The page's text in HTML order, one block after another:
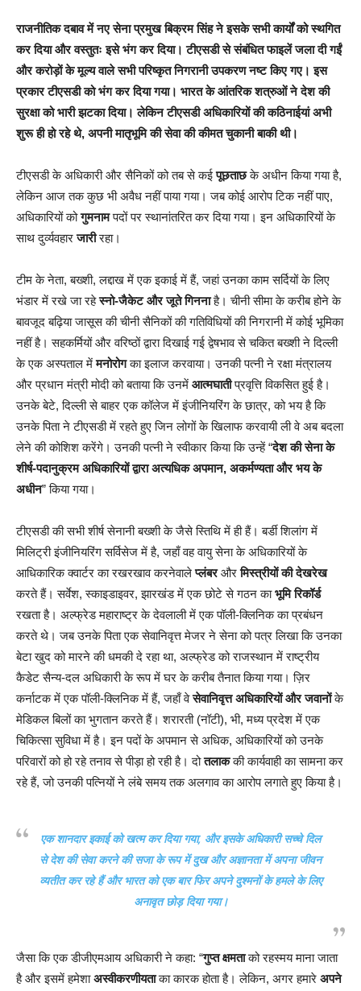
राजनीतिक दबाव में नए सेना प्रमुख बिक्रम सिंह ने इसके सभी कार्यों को स्थगित
कर दिया और वस्तुतः इसे भंग कर दिया। टीएसडी से संबंधित फाइलें जला दी गईं
और करोड़ों के मूल्य वाले सभी परिष्कृत निगरानी उपकरण नष्ट किए गए। इस
प्रकार टीएसडी को भंग कर दिया गया। भारत के आंतरिक शत्रुओं ने देश की
सुरक्षा को भारी झटका दिया। लेकिन टीएसडी अधिकारियों की कठिनाईयां अभी
शुरू ही हो रहे थे, अपनी मातृभूमि की सेवा की कीमत चुकानी बाकी थी।
टीएसडी के अधिकारी और सैनिकों को तब से कईपूछताछके अधीन किया गया है,
लेकिन आज तक कुछ भी अवैध नहीं पाया गया। जब कोई आरोप टिक नहीं पाए,
अधिकारियों कोगुमनामपदों पर स्थानांतरित कर दिया गया। इन अधिकारियों के
साथ दुर्व्यवहारजारीरहा।
टीम के नेता, बख्शी, लद्दाख में एक इकाई में हैं, जहां उनका काम सर्दियों के लिए
भंडार में रखे जा रहेस्नो-जैकेट और जूते गिननाहै। चीनी सीमा के करीब होने के
बावजूद बढ़िया जासूस की चीनी सैनिकों की गतिविधियों की निगरानी में कोई भूमिका
नहीं है। सहकर्मियों और वरिष्ठों द्वारा दिखाई गई द्वेषभाव से चकित बख्शी ने दिल्ली
के एक अस्पताल मेंमनोरोगका इलाज करवाया। उनकी पत्नी ने रक्षा मंत्रालय
और प्रधान मंत्री मोदी को बताया कि उनमें आत्मघातीप्रवृत्ति विकसित हुई है।
उनके बेटे, दिल्ली से बाहर एक कॉलेज में इंजीनियरिंग के छात्र, को भय है कि
उनके पिता ने टीएसडी में रहते हुए जिन लोगों के खिलाफ करवायी ली वे अब बदला
लेने की कोशिश करेंगे। उनकी पत्नी ने स्वीकार किया कि उन्हें “देश की सेना के
शीर्ष-पदानुक्रम अधिकारियों द्वारा अत्यधिक अपमान, अकर्मण्यता और भय के
अधीन” किया गया।
टीएसडी की सभी शीर्ष सेनानी बख्शी के जैसे स्तिथि में ही हैं। बर्डी शिलांग में
मिलिट्री इंजीनियरिंग सर्विसेज में है, जहाँ वह वायु सेना के अधिकारियों के
आधिकारिक क्वार्टर का रखरखाव करनेवालेप्लंबरऔरमिस्त्रीयों की देखरेख
करते हैं। सर्वेश, स्काइडाइवर, झारखंड में एक छोटे से गठन काभूमि रिकॉर्ड
रखता है। अल्फ्रेड महाराष्ट्र के देवलाली में एक पॉली-क्लिनिक का प्रबंधन
करते थे। जब उनके पिता एक सेवानिवृत्त मेजर ने सेना को पत्र लिखा कि उनका
बेटा खुद को मारने की धमकी दे रहा था, अल्फ्रेड को राजस्थान में राष्ट्रीय
कैडेट सैन्य-दल अधिकारी के रूप में घर के करीब तैनात किया गया। ज़िर
कर्नाटक में एक पॉली-क्लिनिक में हैं, जहाँ वेसेवानिवृत्त अधिकारियों और जवानोंके
मेडिकल बिलों का भुगतान करते हैं। शरारती (नॉटी), भी, मध्य प्रदेश में एक
चिकित्सा सुविधा में है। इन पदों के अपमान से अधिक, अधिकारियों को उनके
परिवारों को हो रहे तनाव से पीड़ा हो रही है। दोतलाककी कार्यवाही का सामना कर
रहे हैं, जो उनकी पत्नियों ने लंबे समय तक अलगाव का आरोप लगाते हुए किया है।
एक शानदार इकाई को खत्म कर दिया गया, और इसके अधिकारी सच्चे दिल
से देश की सेवा करने की सजा के रूप में दुख और अज्ञानता में अपना जीवन
व्यतीत कर रहे हैं और भारत को एक बार फिर अपने दुश्मनों के हमले के लिए
अनावृत छोड़ दिया गया।
जैसा कि एक डीजीएमआय अधिकारी ने कहा: “गुप्त क्षमताको रहस्मय माना जाता
है और इसमें हमेशाअस्वीकरणीयताका कारक होता है। लेकिन, अगर हमारे अपने